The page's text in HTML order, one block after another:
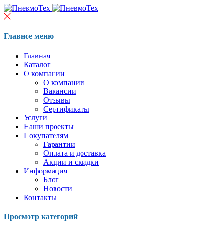
Главное меню
Главная
Каталог
О компании
О компании
Вакансии
Отзывы
Сертификаты
Услуги
Наши проекты
Покупателям
Гарантии
Оплата и доставка
Акции и скидки
Информация
Блог
Новости
Контакты
Просмотр категорий